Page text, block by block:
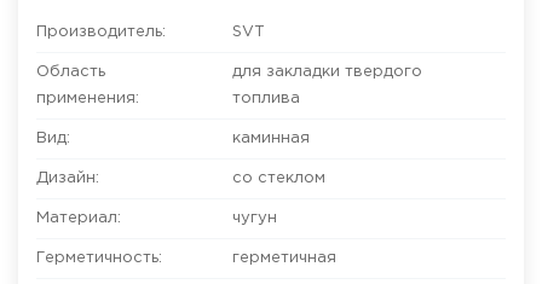
Производитель: SVT
Область
применения:
для закладки твердого
топлива
Вид: каминная
Дизайн: со стеклом
Материал: чугун
Герметичность: герметичная